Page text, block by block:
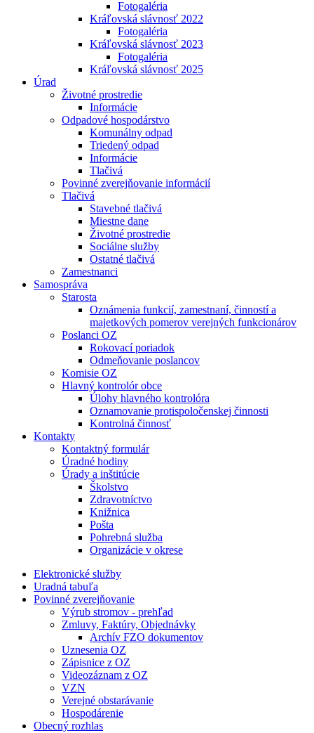
Fotogaléria
Kráľovská slávnosť 2022
Fotogaléria
Kráľovská slávnosť 2023
Fotogaléria
Kráľovská slávnosť 2025
Úrad
Životné prostredie
Informácie
Odpadové hospodárstvo
Komunálny odpad
Triedený odpad
Informácie
Tlačivá
Povinné zverejňovanie informácií
Tlačivá
Stavebné tlačivá
Miestne dane
Životné prostredie
Sociálne služby
Ostatné tlačivá
Zamestnanci
Samospráva
Starosta
Oznámenia funkcií, zamestnaní, činností a
majetkových pomerov verejných funkcionárov
Poslanci OZ
Rokovací poriadok
Odmeňovanie poslancov
Komisie OZ
Hlavný kontrolór obce
Úlohy hlavného kontrolóra
Oznamovanie protispoločenskej činnosti
Kontrolná činnosť
Kontakty
Kontaktný formulár
Úradné hodiny
Úrady a inštitúcie
Školstvo
Zdravotníctvo
Knižnica
Pošta
Pohrebná služba
Organizácie v okrese
Elektronické služby
Uradná tabuľa
Povinné zverejňovanie
Výrub stromov - prehľad
Zmluvy, Faktúry, Objednávky
Archív FZO dokumentov
Uznesenia OZ
Zápisnice z OZ
Videozáznam z OZ
VZN
Verejné obstarávanie
Hospodárenie
Obecný rozhlas